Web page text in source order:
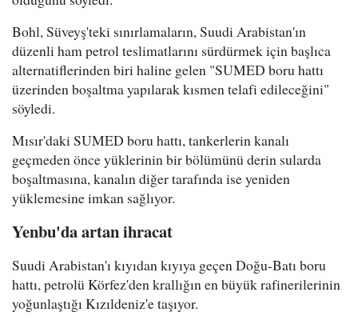
Bohl, Süveyş'teki sınırlamaların, Suudi Arabistan'ın
düzenli ham petrol teslimatlarını sürdürmek için başlıca
alternatiflerinden biri haline gelen "SUMED boru hattı
üzerinden boşaltma yapılarak kısmen telafi edileceğini"
söyledi.
Mısır'daki SUMED boru hattı, tankerlerin kanalı
geçmeden önce yüklerinin bir bölümünü derin sularda
boşaltmasına, kanalın diğer tarafında ise yeniden
yüklemesine imkan sağlıyor.
Yenbu'da artan ihracat
Suudi Arabistan'ı kıyıdan kıyıya geçen Doğu-Batı boru
hattı, petrolü Körfez'den krallığın en büyük rafinerilerinin
yoğunlaştığı Kızıldeniz'e taşıyor.